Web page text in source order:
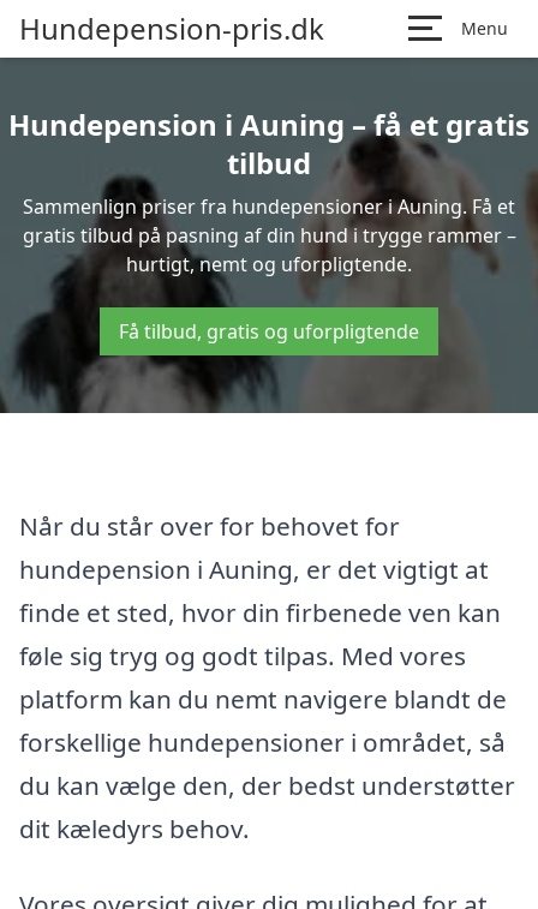
Hundepension-pris.dk Menu
Hundepension i Auning – få et gratis
tilbud
Sammenlign priser fra hundepensioner i Auning. Få et
gratis tilbud på pasning af din hund i trygge rammer –
hurtigt, nemt og uforpligtende.
Få tilbud, gratis og uforpligtende
Når du står over for behovet for
hundepension i Auning, er det vigtigt at
finde et sted, hvor din firbenede ven kan
føle sig tryg og godt tilpas. Med vores
platform kan du nemt navigere blandt de
forskellige hundepensioner i området, så
du kan vælge den, der bedst understøtter
dit kæledyrs behov.